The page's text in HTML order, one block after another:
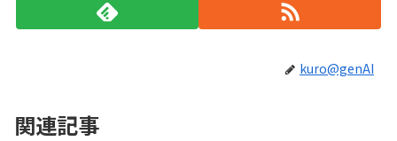
kuro@genAI
関連記事